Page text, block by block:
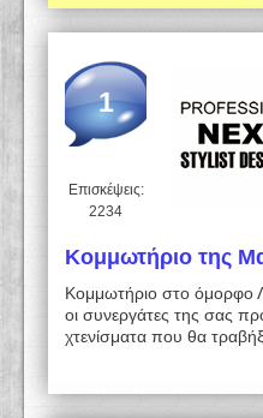
1
Επισκέψεις:
2234
Κομμωτήριο της
Κομμωτήριο στο όμορφο
οι συνεργάτες της σας
χτενίσματα που θα